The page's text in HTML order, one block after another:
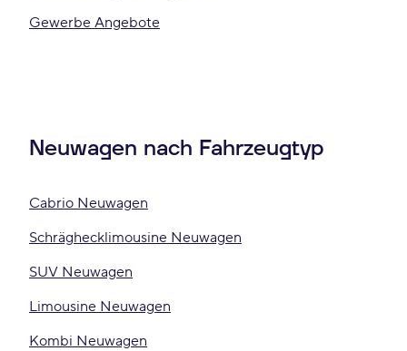
Gewerbe Angebote
Neuwagen nach Fahrzeugtyp
Cabrio Neuwagen
Schräghecklimousine Neuwagen
SUV Neuwagen
Limousine Neuwagen
Kombi Neuwagen